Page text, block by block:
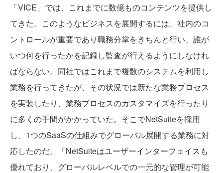
「VICE」では、これまでに数億ものコンテンツを提供し
てきた。このようなビジネスを展開するには、社内のコ
ントロールが重要であり職務分掌をきちんと行い、誰が
いつ何を行ったかを記録し監査が行えるようにしなけれ
ばならない。同社ではこれまで複数のシステムを利用し
業務を行ってきたが、その状況では新たな業務プロセス
を実装したり、業務プロセスのカスタマイズを行ったり
に多くの手間がかかっていた。そこでNetSuiteを採用
し、1つのSaaSの仕組みでグローバル展開する業務に対
応したのだ。「NetSuiteはユーザーインターフェイスも
優れており、グローバルレベルでの一元的な管理が可能